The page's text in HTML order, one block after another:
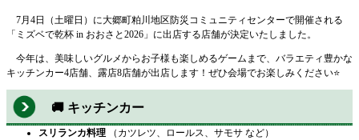
7月4日（土曜日）に大郷町粕川地区防災コミュニティセンターで開催される
「ミズベで乾杯 in おおさと2026」に出店する店舗が決定いたしました。
今年は、美味しいグルメからお子様も楽しめるゲームまで、バラエティ豊かな
キッチンカー4店舗、露店8店舗が出店します！ぜひ会場でお楽しみください⭐
🚚 キッチンカー
スリランカ料理
（カツレツ、ロールス、サモサ など）